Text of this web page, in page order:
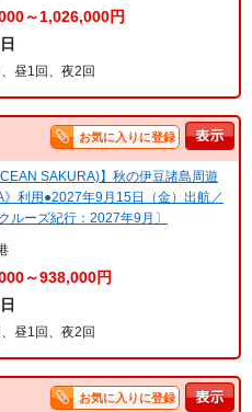
～1,026,000円
昼1回、夜2回
お気に入りに登録
SAKURA)】秋の伊豆諸島周遊
利用●2027年9月15日（金）出航／
ーズ紀行：2027年9月〕
～938,000円
昼1回、夜2回
お気に入りに登録